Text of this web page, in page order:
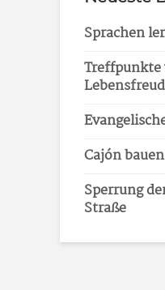
Sprachen
Treffpunkte
Cajón bauen
Sperrung
Straße